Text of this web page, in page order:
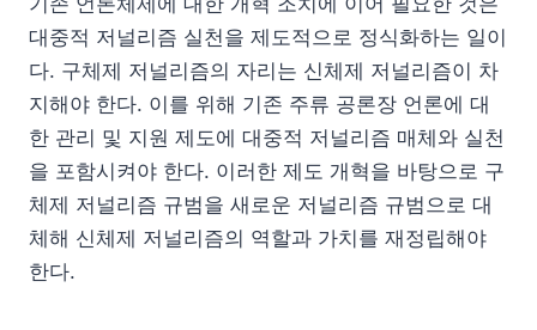
대중적 저널리즘 실천을 제도적으로 정식화하는 일이
다. 구체제 저널리즘의 자리는 신체제 저널리즘이 차
지해야 한다. 이를 위해 기존 주류 공론장 언론에 대
한 관리 및 지원 제도에 대중적 저널리즘 매체와 실천
을 포함시켜야 한다. 이러한 제도 개혁을 바탕으로 구
체제 저널리즘 규범을 새로운 저널리즘 규범으로 대
체해 신체제 저널리즘의 역할과 가치를 재정립해야
한다.